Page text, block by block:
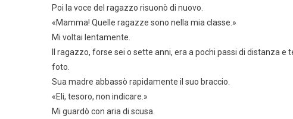
Poi la voce del ragazzo risuonò di nuovo.
«Mamma! Quelle ragazze sono nella mia classe.»
Mi voltai lentamente.
Il ragazzo, forse sei o sette anni, era a pochi passi di distanza
foto.
Sua madre abbassò rapidamente il suo braccio.
«Eli, tesoro, non indicare.»
Mi guardò con aria di scusa.